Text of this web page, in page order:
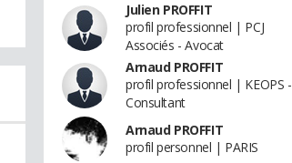
Julien PROFFIT
profil professionnel | PCJ
Associés - Avocat
Arnaud PROFFIT
profil professionnel | KEOPS -
Consultant
Arnaud PROFFIT
profil personnel | PARIS